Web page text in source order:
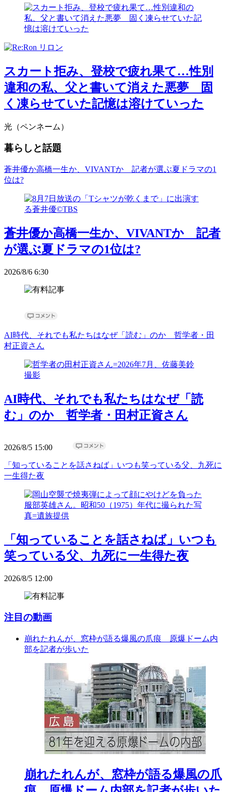
スカート拒み、登校で疲れ果て…性別
違和の私、父と書いて消えた悪夢 固
く凍らせていた記憶は溶けていった
光（ペンネーム）
暮らしと話題
蒼井優か高橋一生か、VIVANTか 記者が選ぶ夏ドラマの1
位は?
蒼井優か高橋一生か、VIVANTか 記者
が選ぶ夏ドラマの1位は?
2026/8/6 6:30
AI時代、それでも私たちはなぜ「読む」のか 哲学者・田
村正資さん
AI時代、それでも私たちはなぜ「読
む」のか 哲学者・田村正資さん
2026/8/5 15:00
「知っていることを話さねば」いつも笑っている父、九死に
一生得た夜
「知っていることを話さねば」いつも
笑っている父、九死に一生得た夜
2026/8/5 12:00
注目の動画
崩れたれんが、窓枠が語る爆風の爪痕 原爆ドーム内
部を記者が歩いた
崩れたれんが、窓枠が語る爆風の爪